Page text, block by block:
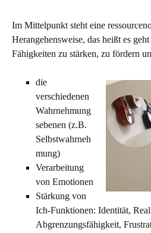
Im Mittelpunkt steht eine
Herangehensweise, das heißt es
Fähigkeiten zu stärken, zu fördern
die
verschiedenen
Wahrnehmung
sebenen (z.B.
Selbstwahrneh
mung)
Verarbeitung
von Emotionen
Stärkung von
Ich-Funktionen: Identität,
Abgrenzungsfähigkeit,